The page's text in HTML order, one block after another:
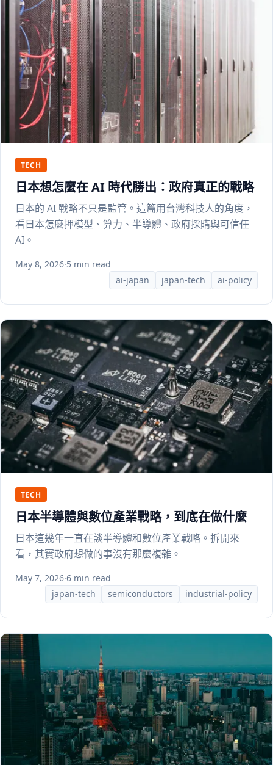
TECH
日本想怎麼在 AI 時代勝出：政府真正的戰略
日本的 AI 戰略不只是監管。這篇用台灣科技人的角度，
看日本怎麼押模型、算力、半導體、政府採購與可信任
AI。
May 8, 2026·5 min read
ai-japan
japan-tech ai-policy
TECH
日本半導體與數位產業戰略，到底在做什麼
日本這幾年一直在談半導體和數位產業戰略。拆開來
看，其實政府想做的事沒有那麼複雜。
May 7, 2026·6 min read
japan-tech
semiconductors industrial-policy